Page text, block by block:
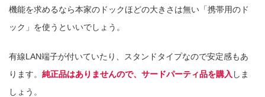
機能を求めるなら本家のドックほどの大きさは無い「携帯用のド
ック」を使うといいでしょう。
有線LAN端子が付いていたり、スタンドタイプなので安定感もあ
ります。 純正品はありませんので、サードパーティ品を購入 しま
しょう。